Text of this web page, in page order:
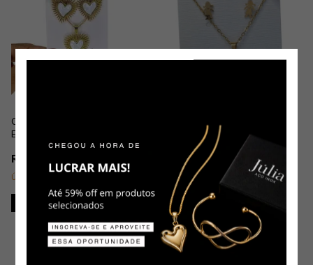
Conjunto Importado Coração
Espetado em Aço Dourado
R$14,99
Última peça!
Conjunto Importado Brinco e
Colar Menina em Aço
Dourado
R$9,99
Restam apenas2em estoque!